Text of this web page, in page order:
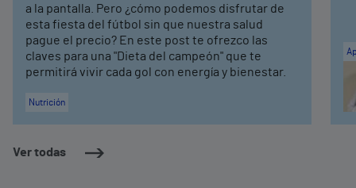
Ver todas
a la pantalla. Pero ¿cómo podemos disfrutar de
esta fiesta del fútbol sin que nuestra salud
pague el precio? En este post te ofrezco las
claves para una "Dieta del campeón" que te
permitirá vivir cada gol con energía y bienestar.
Nutrición